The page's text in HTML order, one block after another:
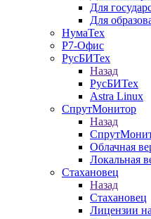
Для
Для
НумаТех
Р7-Офис
РусБИТех
Назад
РусБИТех
Astra Linux
СпрутМонитор
Назад
Облачная
Локальная
Стахановец
Назад
Стахановец
Лицензии